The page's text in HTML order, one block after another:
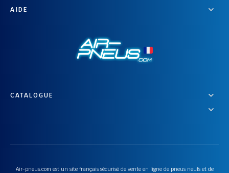
AIDE
CATALOGUE
Air-pneus.com est un site français sécurisé de vente en ligne de pneus neufs et de